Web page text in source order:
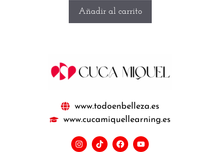
Añadir al carrito
www.todoenbelleza.es
www.cucamiquellearning.es